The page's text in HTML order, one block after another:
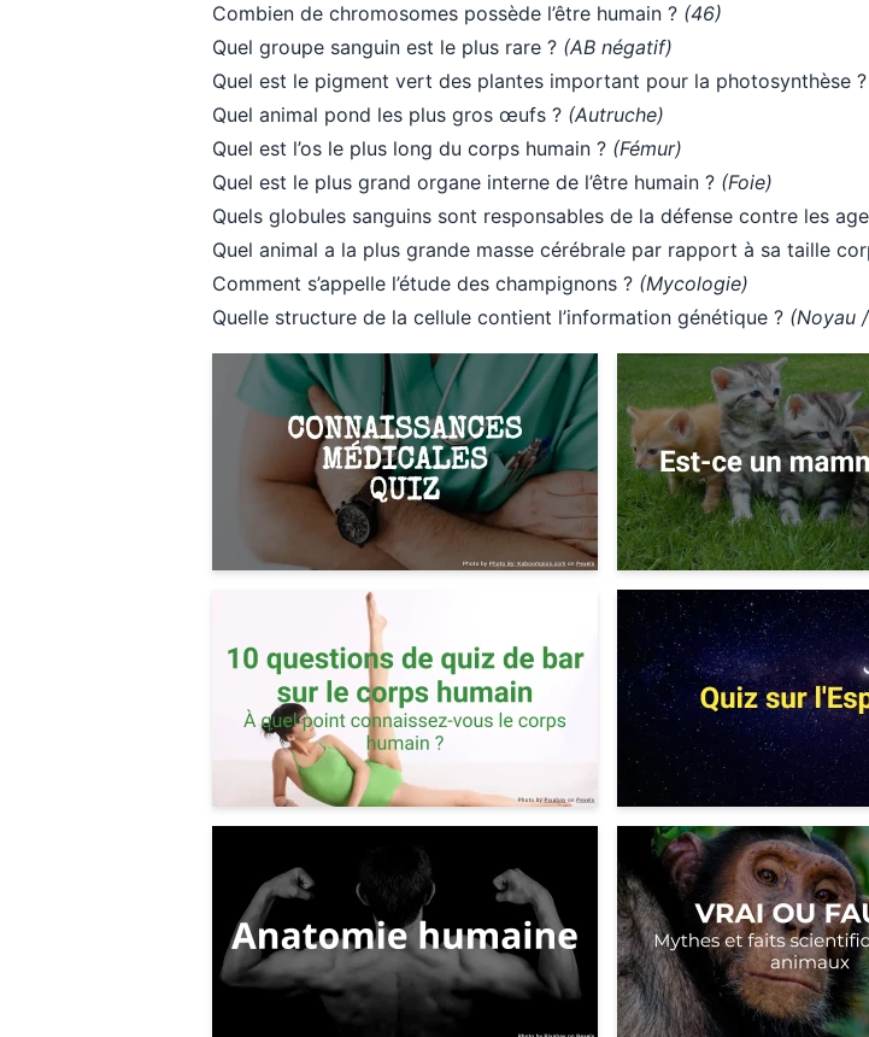
Combien de chromosomes possède l’être humain ? (46)
Quel groupe sanguin est le plus rare ? (AB négatif)
Quel est le pigment vert des plantes important pour la photosynthèse ?
Quel animal pond les plus gros œufs ? (Autruche)
Quel est l’os le plus long du corps humain ? (Fémur)
Quel est le plus grand organe interne de l’être humain ? (Foie)
Quels globules sanguins sont responsables de la défense contre les
Quel animal a la plus grande masse cérébrale par rapport à sa taille
Comment s’appelle l’étude des champignons ? (Mycologie)
Quelle structure de la cellule contient l’information génétique ? (Noyau